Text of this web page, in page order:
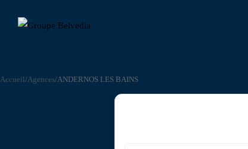
Accueil/Agences/ANDERNOS LES BAINS